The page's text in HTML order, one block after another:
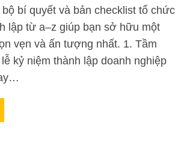
bí quyết và bản checklist tổ chức
lập từ a–z giúp bạn sở hữu một
vẹn và ấn tượng nhất. 1. Tầm
kỷ niệm thành lập doanh nghiệp